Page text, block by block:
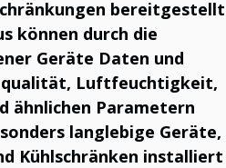
Portal-Lösungen Na engleskom (za web
Portal Solutions Spremno za sledeći izraz.
Industrie 4.0.
Technologie.
bereitgestellt
können durch die
Geräte Daten und
Luftfeuchtigkeit,
ähnlichen Parametern
langlebige Geräte,
Kühlschränken installiert